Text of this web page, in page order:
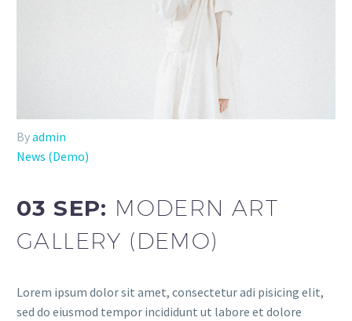
Byadmin
News (Demo)
03 SEP: MODERN ART
GALLERY (DEMO)
Lorem ipsum dolor sit amet, consectetur adi pisicing elit,
sed do eiusmod tempor incididunt ut labore et dolore